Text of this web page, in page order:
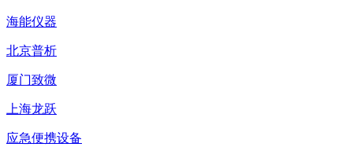
海能仪器
北京普析
厦门致微
上海龙跃
应急便携设备